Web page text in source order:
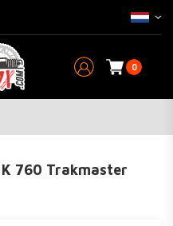
0
760 Trakmaster